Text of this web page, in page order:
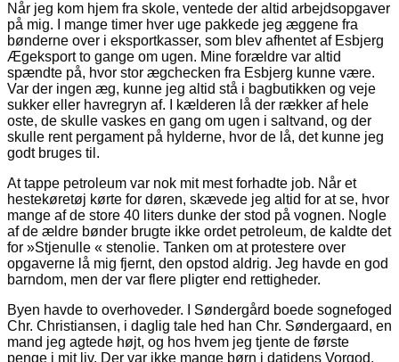
Når jeg kom hjem fra skole, ventede der altid arbejdsopgaver
på mig. I mange timer hver uge pakkede jeg æggene fra
bønderne over i eksportkasser, som blev afhentet af Esbjerg
Ægeksport to gange om ugen. Mine forældre var altid
spændte på, hvor stor ægchecken fra Esbjerg kunne være.
Var der ingen æg, kunne jeg altid stå i bagbutikken og veje
sukker eller havregryn af. I kælderen lå der rækker af hele
oste, de skulle vaskes en gang om ugen i saltvand, og der
skulle rent pergament på hylderne, hvor de lå, det kunne jeg
godt bruges til.
At tappe petroleum var nok mit mest forhadte job. Når et
hestekøretøj kørte for døren, skævede jeg altid for at se, hvor
mange af de store 40 liters dunke der stod på vognen. Nogle
af de ældre bønder brugte ikke ordet petroleum, de kaldte det
for »Stjenulle « stenolie. Tanken om at protestere over
opgaverne lå mig fjernt, den opstod aldrig. Jeg havde en god
barndom, men der var flere pligter end rettigheder.
Byen havde to overhoveder. I Søndergård boede sognefoged
Chr. Christiansen, i daglig tale hed han Chr. Søndergaard, en
mand jeg agtede højt, og hos hvem jeg tjente de første
penge i mit liv. Der var ikke mange børn i datidens Vorgod,